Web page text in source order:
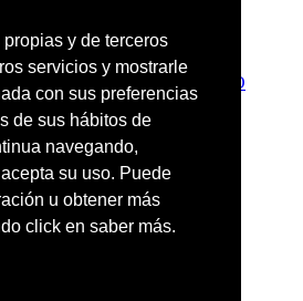
y de terceros
servicios y mostrarle
con sus preferencias
de sus hábitos de
navegando,
su uso. Puede
u obtener más
click en saber más.
MALETERO PE
DE MALETERO CAUCHO
GOMA PREMIUM
GOMA BASIC